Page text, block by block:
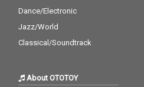
Dance/Electronic
Jazz/World
Classical/Soundtrack
About OTOTOY